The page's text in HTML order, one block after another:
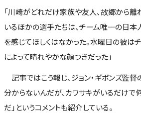
「川崎がどれだけ家族や友人、故郷から離
いるほかの選手たちは、チーム唯一の日
を感じてほしくはなかった。水曜日の彼は
によって晴れやかな顔つきだった」
記事ではこう報じ、ジョン・ギボンズ監督
分からないんだが、カワサキがいるだけで
だ」というコメントも紹介している。